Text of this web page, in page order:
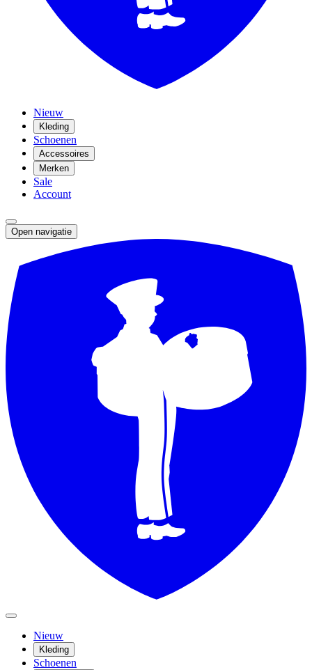
Nieuw
Kleding
Schoenen
Accessoires
Merken
Sale
Account
Open navigatie
Nieuw
Kleding
Schoenen